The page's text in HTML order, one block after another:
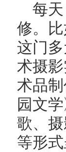
每
修。
这门
术摄
术品
园文
歌、
等形